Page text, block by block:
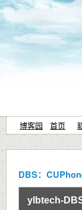
博客园 首页
DBS：
ylbtech-